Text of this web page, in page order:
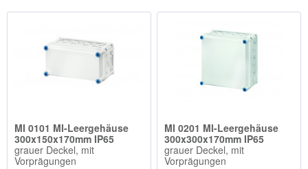
MI 0101 MI-Leergehäuse
300x150x170mm IP65
grauer Deckel, mit
Vorprägungen
MI 0201 MI-Leergehäuse
300x300x170mm IP65
grauer Deckel, mit
Vorprägungen